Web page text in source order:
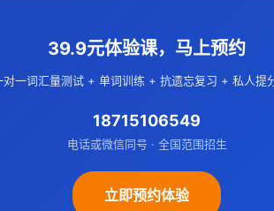
39.9元体验课，马上预约
对一词汇量测试 + 单词训练 + 抗遗忘复习 + 私人提
18715106549
电话或微信同号 · 全国范围招生
立即预约体验